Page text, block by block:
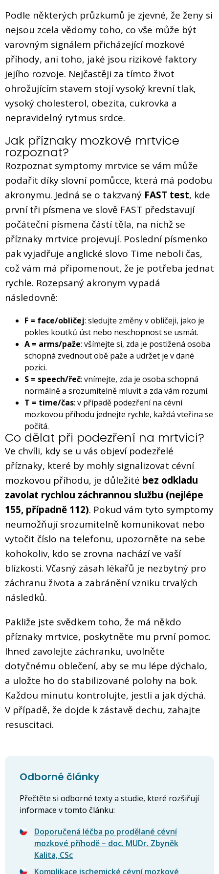
Podle některých průzkumů je zjevné, že ženy si
nejsou zcela vědomy toho, co vše může být
varovným signálem přicházející mozkové
příhody, ani toho, jaké jsou rizikové faktory
jejího rozvoje. Nejčastěji za tímto život
ohrožujícím stavem stojí vysoký krevní tlak,
vysoký cholesterol, obezita, cukrovka a
nepravidelný rytmus srdce.
Jak příznaky mozkové mrtvice
rozpoznat?
Rozpoznat symptomy mrtvice se vám může
podařit díky slovní pomůcce, která má podobu
akronymu. Jedná se o takzvaný FAST test, kde
první tři písmena ve slově FAST představují
počáteční písmena částí těla, na nichž se
příznaky mrtvice projevují. Poslední písmenko
pak vyjadřuje anglické slovo Time neboli čas,
což vám má připomenout, že je potřeba jednat
rychle. Rozepsaný akronym vypadá
následovně:
F = face/obličej: sledujte změny v obličeji, jako je
pokles koutků úst nebo neschopnost se usmát.
A = arms/paže: všímejte si, zda je postižená osoba
schopná zvednout obě paže a udržet je v dané
pozici.
S = speech/řeč: vnímejte, zda je osoba schopná
normálně a srozumitelně mluvit a zda vám rozumí.
T = time/čas: v případě podezření na cévní
mozkovou příhodu jednejte rychle, každá vteřina se
počítá.
Co dělat při podezření na mrtvici?
Ve chvíli, kdy se u vás objeví podezřelé
příznaky, které by mohly signalizovat cévní
mozkovou příhodu, je důležité bez odkladu
zavolat rychlou záchrannou službu (nejlépe
155, případně 112). Pokud vám tyto symptomy
neumožňují srozumitelně komunikovat nebo
vytočit číslo na telefonu, upozorněte na sebe
kohokoliv, kdo se zrovna nachází ve vaší
blízkosti. Včasný zásah lékařů je nezbytný pro
záchranu života a zabránění vzniku trvalých
následků.
Pakliže jste svědkem toho, že má někdo
příznaky mrtvice, poskytněte mu první pomoc.
Ihned zavolejte záchranku, uvolněte
dotyčnému oblečení, aby se mu lépe dýchalo,
a uložte ho do stabilizované polohy na bok.
Každou minutu kontrolujte, jestli a jak dýchá.
V případě, že dojde k zástavě dechu, zahajte
resuscitaci.
Odborné články
Přečtěte si odborné texty a studie, které rozšiřují
informace v tomto článku:
Doporučená léčba po prodělané cévní
mozkové příhodě – doc. MUDr. Zbyněk
Kalita, CSc
Komplikace ischemické cévní mozkové